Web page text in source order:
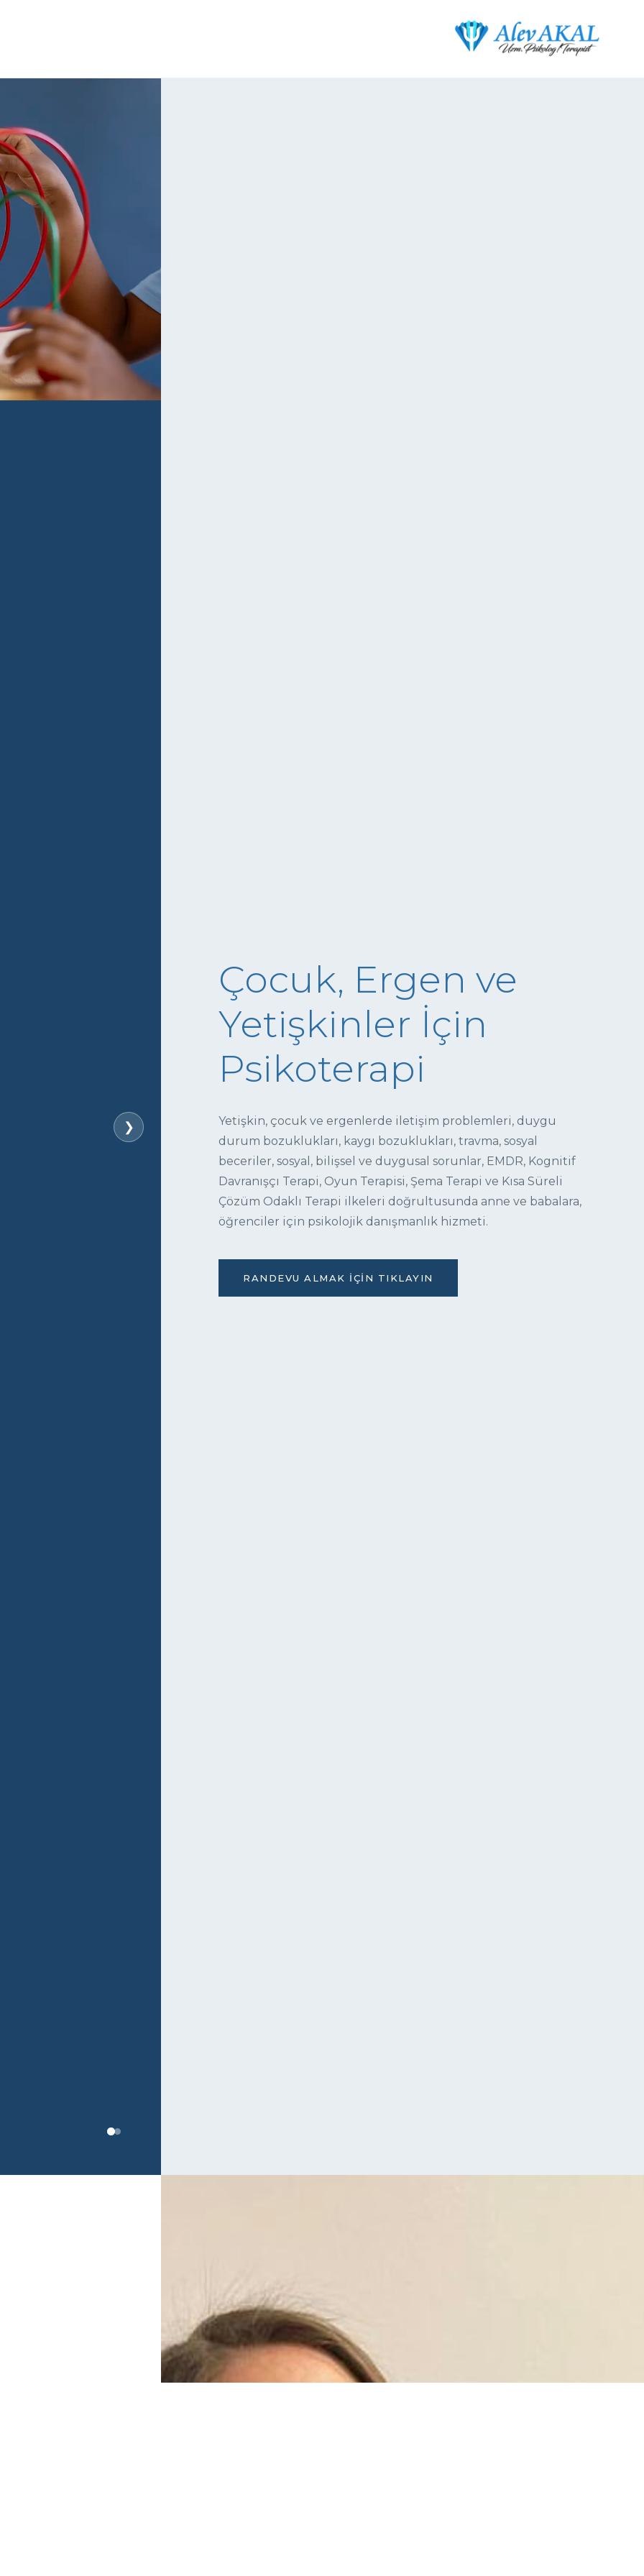
❯
Çocuk, Ergen ve
Yetişkinler İçin
Psikoterapi
Yetişkin, çocuk ve ergenlerde iletişim problemleri, duygu
durum bozuklukları, kaygı bozuklukları, travma, sosyal
beceriler, sosyal, bilişsel ve duygusal sorunlar, EMDR, Kognitif
Davranışçı Terapi, Oyun Terapisi, Şema Terapi ve Kısa Süreli
Çözüm Odaklı Terapi ilkeleri doğrultusunda anne ve babalara,
öğrenciler için psikolojik danışmanlık hizmeti.
RANDEVU ALMAK İÇIN TIKLAYIN